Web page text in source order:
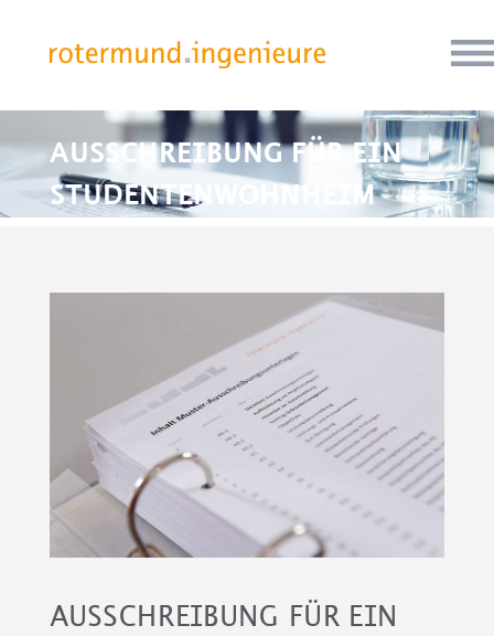
AUSSCHREIBUNG FÜR EIN
STUDENTENWOHNHEIM
AUSSCHREIBUNG FÜR EIN